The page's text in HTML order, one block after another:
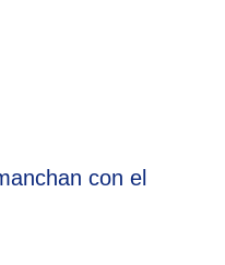
con el